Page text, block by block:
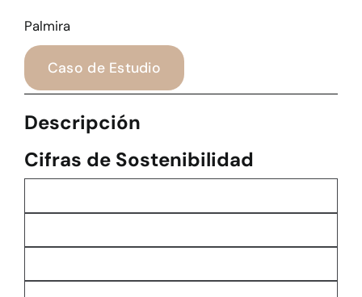
Palmira
Caso de Estudio
Descripción
Cifras de Sostenibilidad